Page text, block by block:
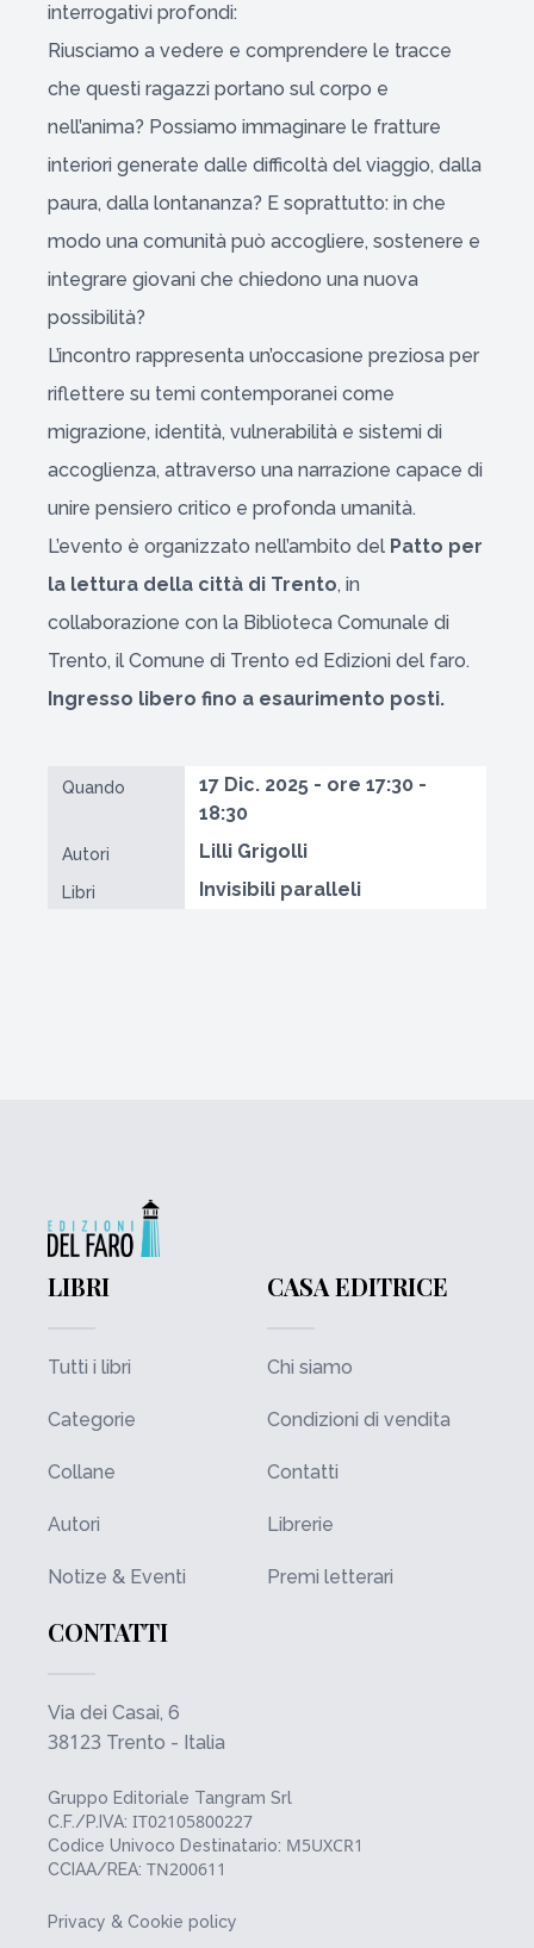
interrogativi profondi:
Riusciamo a vedere e comprendere le tracce
che questi ragazzi portano sul corpo e
nell’anima? Possiamo immaginare le fratture
interiori generate dalle difficoltà del viaggio, dalla
paura, dalla lontananza? E soprattutto: in che
modo una comunità può accogliere, sostenere e
integrare giovani che chiedono una nuova
possibilità?
L’incontro rappresenta un’occasione preziosa per
riflettere su temi contemporanei come
migrazione, identità, vulnerabilità e sistemi di
accoglienza, attraverso una narrazione capace di
unire pensiero critico e profonda umanità.
L’evento è organizzato nell’ambito del Patto per
la lettura della città di Trento, in
collaborazione con la Biblioteca Comunale di
Trento, il Comune di Trento ed Edizioni del faro.
Ingresso libero fino a esaurimento posti.
Quando
17 Dic. 2025 - ore 17:30 -
18:30
Autori Lilli Grigolli
Libri Invisibili paralleli
LIBRI
Tutti i libri
Categorie
Collane
Autori
Notize & Eventi
CASA EDITRICE
Chi siamo
Condizioni di vendita
Contatti
Librerie
Premi letterari
CONTATTI
Via dei Casai, 6
38123 Trento - Italia
Gruppo Editoriale Tangram Srl
C.F./P.IVA: IT02105800227
Codice Univoco Destinatario: M5UXCR1
CCIAA/REA: TN200611
Privacy & Cookie policy